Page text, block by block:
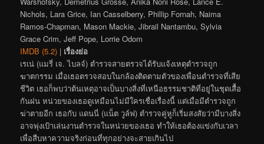
Nichols, Lara Grice, Ian Casselberry, Phillip Fornah, Naima
Ramos-Chapman, Mason Mackie, Jibrail Nantambu, Sylvia
Grace Crim, Jeff Pope, Lorrie Odom
IMDB (5.2) | เรื่องย่อ
เรเน่ (แมรี่ เจ. ไบลจ์) ตำรวจสายตรวจได้รับแจ้งเหตุตำรวจถูก
ฆาตกรรม เมื่อเธอตรวจสอบในกล้องติดตามตัวของเพื่อนตำรวจที่เสีย
ชีวิต เธอก็พบว่าต้นเหตุอาจเป็นบางสิ่งที่เหนือธรรมชาติที่อยู่ในชุดเสื้อ
กันฝน หน่วยของเธอดูเหมือนไม่มีใครเชื่อเรื่องนี้ แต่เมื่อมีตำรวจถูก
ฆ่าตายอีก เธอกับ แดนนี่ (แน็ต วูล์ฟ) ตำรวจคู่หูก็เริ่มสงสัยว่ามีบางสิ่ง
อาจพุ่งเป้าเล่นงานตำรวจในหน่วยของเธอ ทำให้เธอต้องแข่งกับเวลา
เพื่อสืบหาความจริงก่อนที่ทุกอย่างจะสายเกินไป